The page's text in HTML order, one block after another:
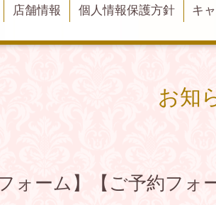
店舗情報
個人情報保護方針 キ
お知
ォーム】【ご予約フォ